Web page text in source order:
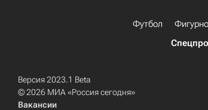
Футбол
Версия 2023.1 Beta
© 2026 МИА «Россия сегодня»
Вакансии